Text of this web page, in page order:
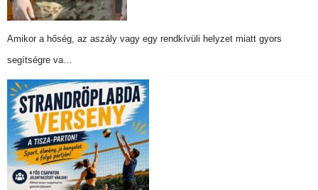
Amikor a hőség, az aszály vagy egy rendkívüli helyzet miatt gyors
segítségre va…